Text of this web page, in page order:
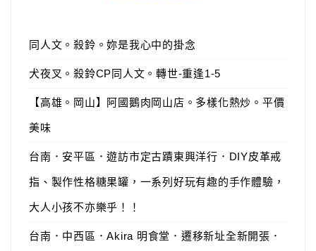
同人文。殺鈴。妳是我心中的掛念
犬夜叉。殺鈴CP同人文。轉世-重逢1-5
【高雄。岡山】阿國鵝肉岡山店。多樣化熱炒。平價
美味
台南．安平區．遊訪市定古蹟東興洋行．DIY皮革戒
指、製作性格糖果罐，一系列好玩有趣的手作體驗，
大人小孩不亦樂乎！！
台南．中西區．Akira 明食堂．遷移新址全新開張．